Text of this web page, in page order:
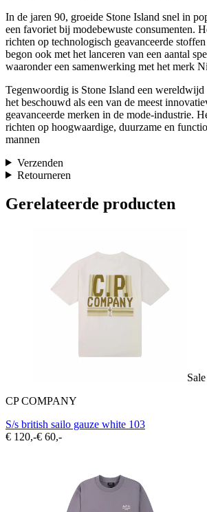
In de jaren 90, groeide Stone Island snel in
een favoriet bij modebewuste consumenten.
richten op technologisch geavanceerde
begon ook met het lanceren van een aantal
waaronder een samenwerking met het merk
Tegenwoordig is Stone Island een
het beschouwd als een van de meest
geavanceerde merken in de mode-industrie.
richten op hoogwaardige, duurzame en
mannen
Verzenden
Retourneren
Gerelateerde producten
Sale
CP COMPANY
S/s british sailo gauze white 103
€ 120,-€ 60,-